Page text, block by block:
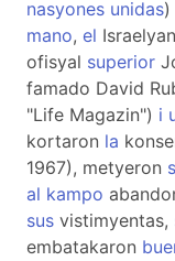
nasyones unidas)
mano, el
ofisyal superior
famado David
"Life Magazin") i
kortaron la
1967), metyeron
al kampo
sus vistimyentas,
embatakaron